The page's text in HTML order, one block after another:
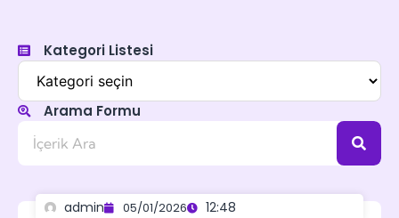
Kategori Listesi
Arama Formu
admin 05/01/2026 12:48